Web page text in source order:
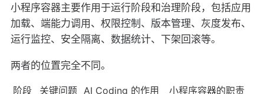
小程序容器主要作用于运行阶段和治理阶段，包括应用
加载、端能力调用、权限控制、版本管理、灰度发布、
运行监控、安全隔离、数据统计、下架回滚等。
两者的位置完全不同。
阶段 关键问题 AI Coding 的作用
小程序容器的职责